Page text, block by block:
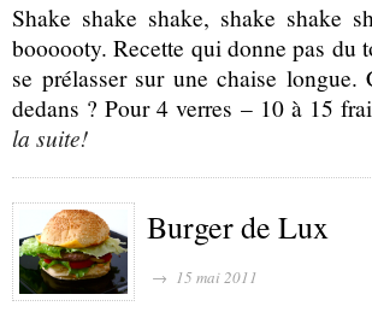
Shake shake shake, shake shake
boooooty. Recette qui donne pas du
se prélasser sur une chaise
dedans ? Pour 4 verres – 10 à 15
la suite!
Burger de Lux
→ 15 mai 2011